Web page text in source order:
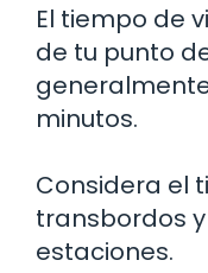
El tiempo de
de tu punto
minutos.
Considera el
transbordos
estaciones.